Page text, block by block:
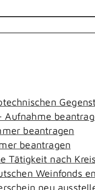
Aufnahme
beantragen
beantragen
Tätigkeit nach
Weinfonds
neu